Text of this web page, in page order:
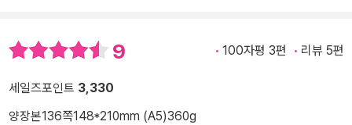
9 100자평 3편 리뷰 5편
세일즈포인트 3,330
양장본136쪽148*210mm (A5)360g